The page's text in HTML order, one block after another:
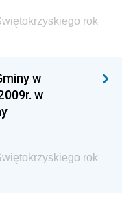
i Gospodarki
Unii
rok
w
w
rok